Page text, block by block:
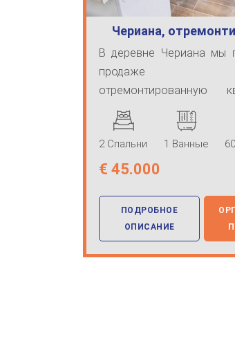
Чериана,
квартира
В деревне Чериана мы
продаже
отремонтированную
первом этаже, состоящую
2 Спальни 1 Ванные
€ 45.000
ПОДРОБНОЕ
ОПИСАНИЕ